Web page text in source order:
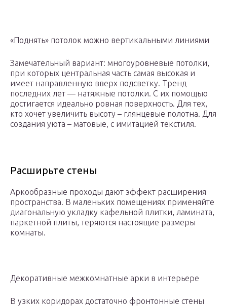
«Поднять» потолок можно вертикальными линиями
Замечательный вариант: многоуровневые потолки,
при которых центральная часть самая высокая и
имеет направленную вверх подсветку. Тренд
последних лет — натяжные потолки. С их помощью
достигается идеально ровная поверхность. Для тех,
кто хочет увеличить высоту – глянцевые полотна. Для
создания уюта – матовые, с имитацией текстиля.
Расширьте стены
Аркообразные проходы дают эффект расширения
пространства. В маленьких помещениях применяйте
диагональную укладку кафельной плитки, ламината,
паркетной плиты, теряются настоящие размеры
комнаты.
Декоративные межкомнатные арки в интерьере
В узких коридорах достаточно фронтонные стены